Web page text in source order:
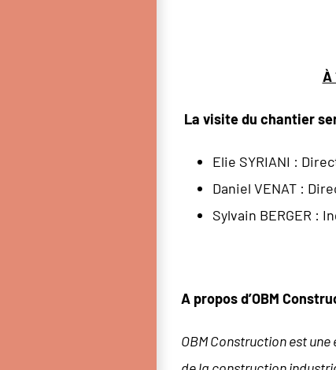
À
La visite du chantier
Elie SYRIANI :
Daniel VENAT :
Sylvain BERGER :
A propos d’OBM
OBM Construction est